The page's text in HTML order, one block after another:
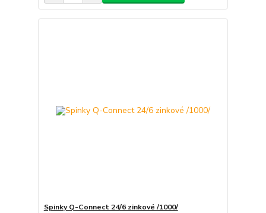
Spinky Q-Connect 24/6 zinkové /1000/